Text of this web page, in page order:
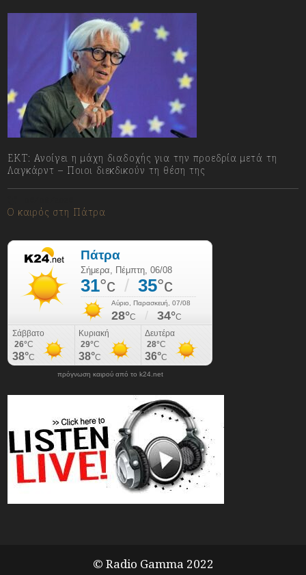
ΕΚΤ: Ανοίγει η μάχη διαδοχής για την προεδρία μετά τη
Λαγκάρντ – Ποιοι διεκδικούν τη θέση της
Ο καιρός στη Πάτρα
πρόγνωση καιρού από το k24.net
© Radio Gamma 2022